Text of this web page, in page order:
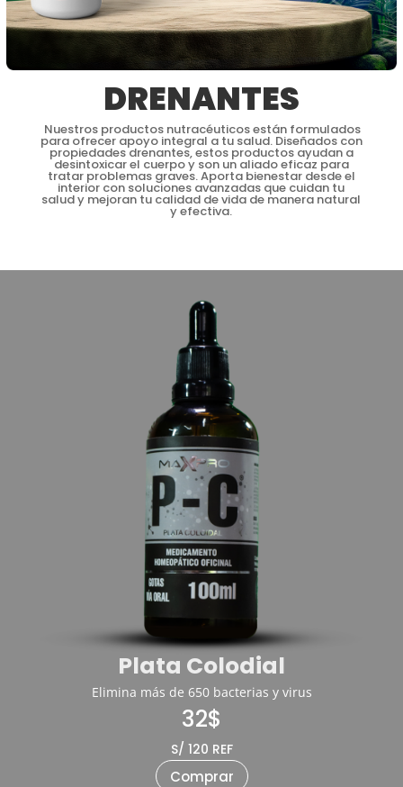
DRENANTES
Nuestros productos nutracéuticos están formulados
para ofrecer apoyo integral a tu salud. Diseñados con
propiedades drenantes, estos productos ayudan a
desintoxicar el cuerpo y son un aliado eficaz para
tratar problemas graves. Aporta bienestar desde el
interior con soluciones avanzadas que cuidan tu
salud y mejoran tu calidad de vida de manera natural
y efectiva.
Plata Colodial
Elimina más de 650 bacterias y virus
32$
S/ 120 REF
Comprar